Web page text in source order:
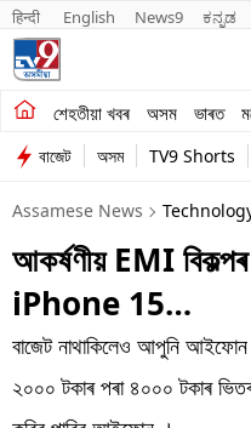
हिन्दी English News9 ಕನ್ನಡ
শেহতীয়া খবৰ অসম ভাৰত
শেহতীয়া খবৰ
অসম
ভাৰত
মনোৰঞ্জন
ব্যৱসায়
শিক্ষা
বাজেট অসম TV9 Shorts
Assamese News
আকৰ্ষণীয় EMI
iPhone 15…
বাজেট নাথাকিলেও আপুনি আইফোন
২০০০ টকাৰ পৰা ৪০০০ টকাৰ